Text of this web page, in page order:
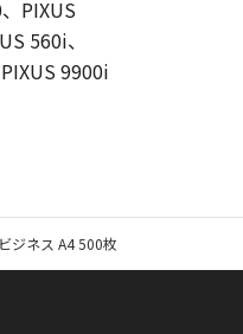
PIXUS
560i、
9900i
ジネス A4 500枚